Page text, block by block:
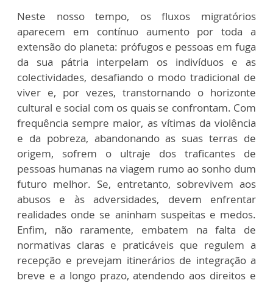
Neste nosso tempo, os fluxos migratórios
aparecem em contínuo aumento por toda a
extensão do planeta: prófugos e pessoas em fuga
da sua pátria interpelam os indivíduos e as
colectividades, desafiando o modo tradicional de
viver e, por vezes, transtornando o horizonte
cultural e social com os quais se confrontam. Com
frequência sempre maior, as vítimas da violência
e da pobreza, abandonando as suas terras de
origem, sofrem o ultraje dos traficantes de
pessoas humanas na viagem rumo ao sonho dum
futuro melhor. Se, entretanto, sobrevivem aos
abusos e às adversidades, devem enfrentar
realidades onde se aninham suspeitas e medos.
Enfim, não raramente, embatem na falta de
normativas claras e praticáveis que regulem a
recepção e prevejam itinerários de integração a
breve e a longo prazo, atendendo aos direitos e